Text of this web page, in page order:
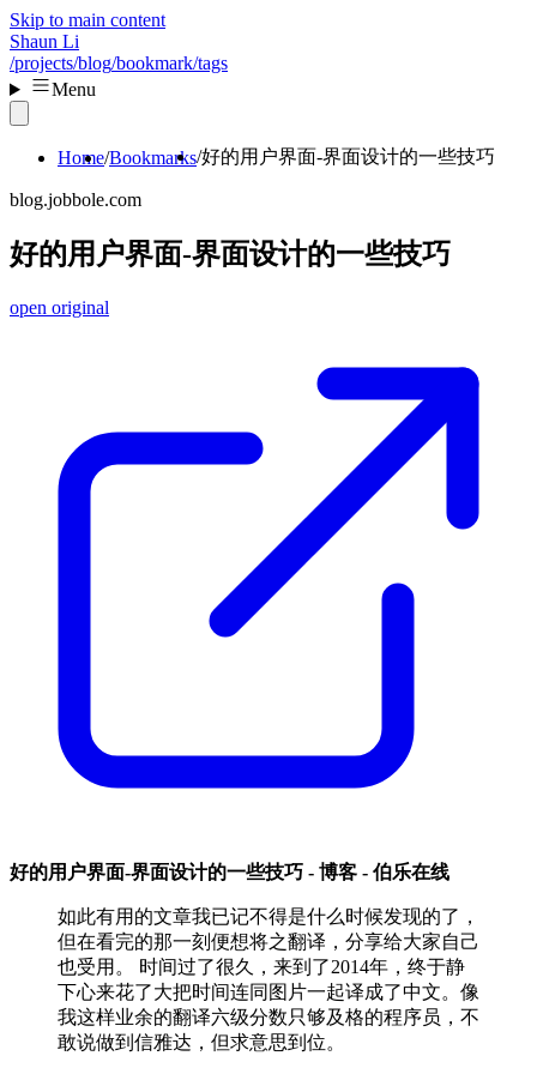
Skip to main content
Shaun Li
/projects/blog/bookmark/tags
Menu
Home Bookmarks 好的用户界面-界面设计的一些技巧
blog.jobbole.com
好的用户界面-界面设计的一些技巧
open original
好的用户界面-界面设计的一些技巧 - 博客 - 伯乐在线
如此有用的文章我已记不得是什么时候发现的了，
但在看完的那一刻便想将之翻译，分享给大家自己
也受用。 时间过了很久，来到了2014年，终于静
下心来花了大把时间连同图片一起译成了中文。像
我这样业余的翻译六级分数只够及格的程序员，不
敢说做到信雅达，但求意思到位。